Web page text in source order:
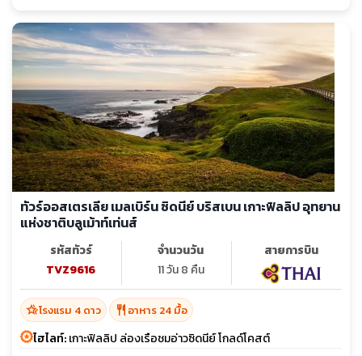
ทัวร์ออสเตรเลีย เมลเบิร์น ซิดนีย์ บริสเบน เกาะฟิลลิป อุทยาน
แห่งชาติบลูเม้าท์เท่นส์
รหัสทัวร์
TVZ9616
จำนวนวัน
11 วัน 8 คืน
สายการบิน
hotel_classโรงแรม 4 ดาว restaurant อาหาร 24 มื้อ
ไฮไลท์:เกาะฟิลลิป ล่องเรือชมอ่าวซิดนีย์ โกลด์โคสต์